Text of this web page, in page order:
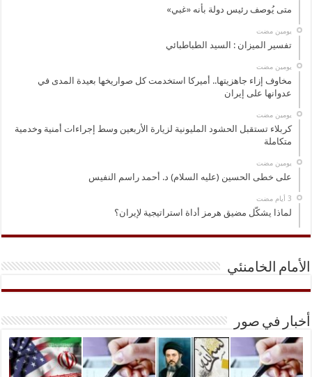
متى يُوصف رئيس دولة بأنه «غبي»
‏يومين مضت
تفسير الميزان : السيد الطباطبائي
‏يومين مضت
مخاوف إزاء جاهزيتها.. أميركا استخدمت كل صواريخها بعيدة المدى في
عدوانها على إيران
‏يومين مضت
كربلاء تستقبل الحشود المليونية لزيارة الأربعين وسط إجراءات أمنية وخدمية
متكاملة
‏يومين مضت
على خطى الحسين (عليه السلام) د. أحمد راسم النفيس
لماذا يشكّل مضيق هرمز أداة استراتيجية لإيران؟
الأمام الخامنئي
أخبار في صور